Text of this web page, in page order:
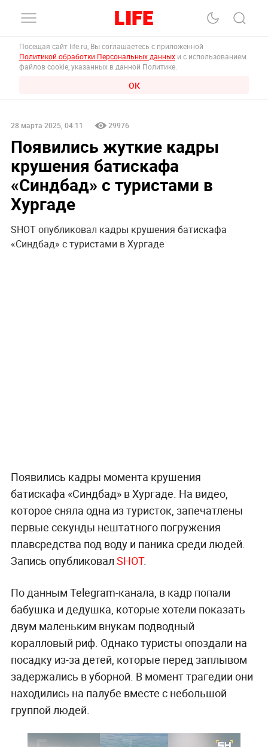
Посещая сайт life.ru, Вы соглашаетесь с приложенной
Политикой обработки Персональных данных и с использованием
файлов cookie, указанных в данной Политике.
ОК
28 марта 2025, 04:11 29976
Появились жуткие кадры
крушения батискафа
«Синдбад» с туристами в
Хургаде
SHOT опубликовал кадры крушения батискафа
«Синдбад» с туристами в Хургаде
Появились кадры момента крушения
батискафа «Синдбад» в Хургаде. На видео,
которое сняла одна из туристок, запечатлены
первые секунды нештатного погружения
плавсредства под воду и паника среди людей.
Запись опубликовал SHOT.
По данным Telegram-канала, в кадр попали
бабушка и дедушка, которые хотели показать
двум маленьким внукам подводный
коралловый риф. Однако туристы опоздали на
посадку из-за детей, которые перед заплывом
задержались в уборной. В момент трагедии они
находились на палубе вместе с небольшой
группой людей.